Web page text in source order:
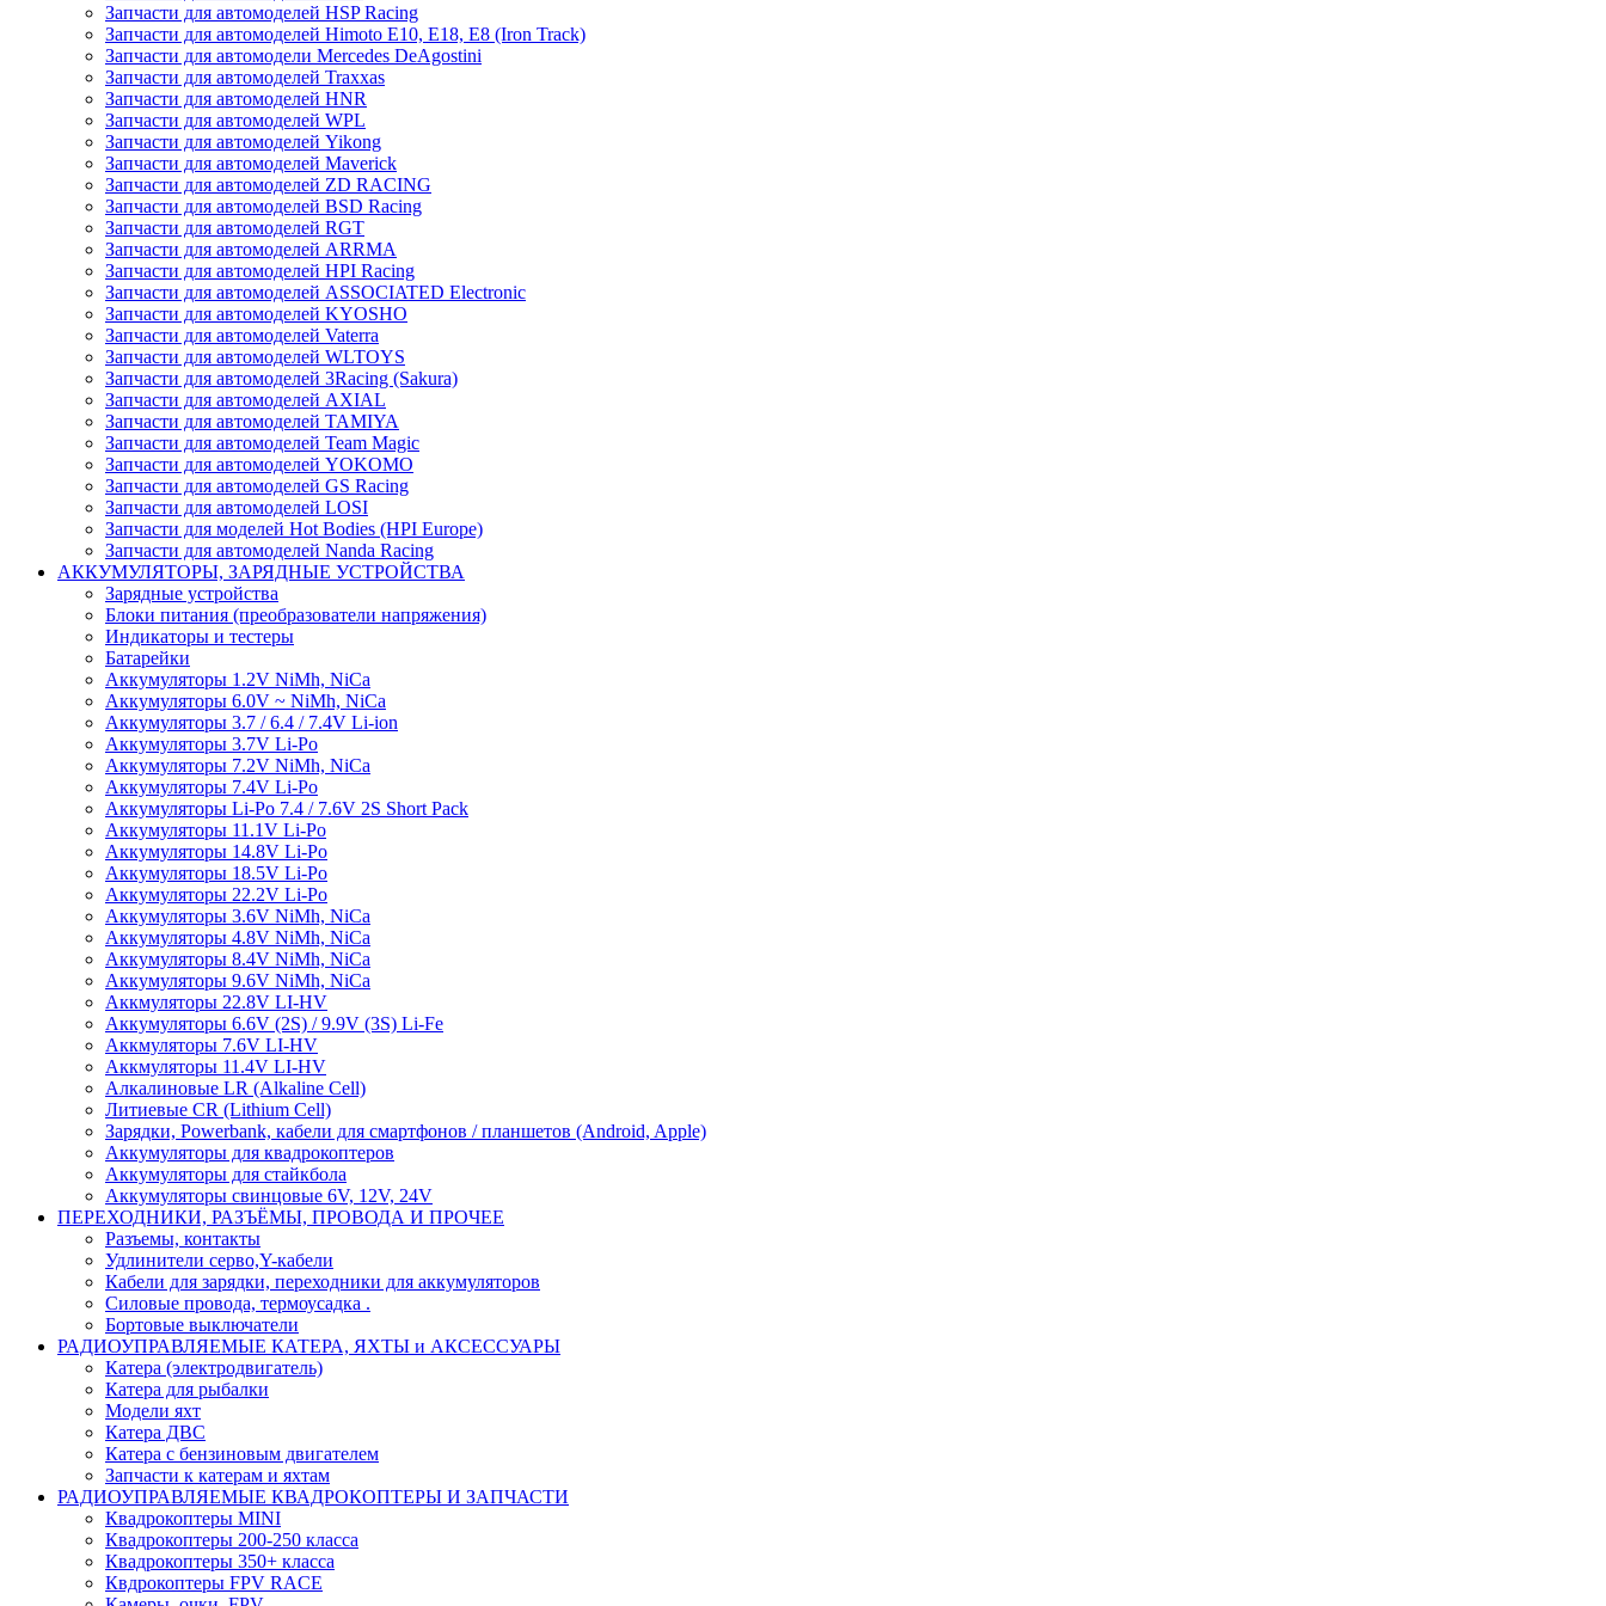
Запчасти для автомоделей HSP Racing
Запчасти для автомоделей Himoto E10, E18, E8 (Iron Track)
Запчасти для автомодели Mercedes DeAgostini
Запчасти для автомоделей Traxxas
Запчасти для автомоделей HNR
Запчасти для автомоделей WPL
Запчасти для автомоделей Yikong
Запчасти для автомоделей Maverick
Запчасти для автомоделей ZD RACING
Запчасти для автомоделей BSD Racing
Запчасти для автомоделей RGT
Запчасти для автомоделей ARRMA
Запчасти для автомоделей HPI Racing
Запчасти для автомоделей ASSOCIATED Electronic
Запчасти для автомоделей KYOSHO
Запчасти для автомоделей Vaterra
Запчасти для автомоделей WLTOYS
Запчасти для автомоделей 3Racing (Sakura)
Запчасти для автомоделей AXIAL
Запчасти для автомоделей TAMIYA
Запчасти для автомоделей Team Magic
Запчасти для автомоделей YOKOMO
Запчасти для автомоделей GS Racing
Запчасти для автомоделей LOSI
Запчасти для моделей Hot Bodies (HPI Europe)
Запчасти для автомоделей Nanda Racing
АККУМУЛЯТОРЫ, ЗАРЯДНЫЕ УСТРОЙСТВА
Зарядные устройства
Блоки питания (преобразователи напряжения)
Индикаторы и тестеры
Батарейки
Аккумуляторы 1.2V NiMh, NiCa
Аккумуляторы 6.0V ~ NiMh, NiCa
Аккумуляторы 3.7 / 6.4 / 7.4V Li-ion
Аккумуляторы 3.7V Li-Po
Аккумуляторы 7.2V NiMh, NiCa
Аккумуляторы 7.4V Li-Po
Аккумуляторы Li-Po 7.4 / 7.6V 2S Short Pack
Аккумуляторы 11.1V Li-Po
Аккумуляторы 14.8V Li-Po
Аккумуляторы 18.5V Li-Po
Аккумуляторы 22.2V Li-Po
Аккумуляторы 3.6V NiMh, NiCa
Аккумуляторы 4.8V NiMh, NiCa
Аккумуляторы 8.4V NiMh, NiCa
Аккумуляторы 9.6V NiMh, NiCa
Аккмуляторы 22.8V LI-HV
Аккумуляторы 6.6V (2S) / 9.9V (3S) Li-Fe
Аккмуляторы 7.6V LI-HV
Аккмуляторы 11.4V LI-HV
Алкалиновые LR (Alkaline Cell)
Литиевые CR (Lithium Сell)
Зарядки, Powerbank, кабели для смартфонов / планшетов (Android, Apple)
Аккумуляторы для квадрокоптеров
Аккумуляторы для стайкбола
Аккумуляторы свинцовые 6V, 12V, 24V
ПЕРЕХОДНИКИ, РАЗЪЁМЫ, ПРОВОДА И ПРОЧЕЕ
Разъемы, контакты
Удлинители серво,Y-кабели
Кабели для зарядки, переходники для аккумуляторов
Силовые провода, термоусадка .
Бортовые выключатели
РАДИОУПРАВЛЯЕМЫЕ КАТЕРА, ЯХТЫ и АКСЕССУАРЫ
Катера (электродвигатель)
Катера для рыбалки
Модели яхт
Катера ДВС
Катера с бензиновым двигателем
Запчасти к катерам и яхтам
РАДИОУПРАВЛЯЕМЫЕ КВАДРОКОПТЕРЫ И ЗАПЧАСТИ
Квадрокоптеры MINI
Квадрокоптеры 200-250 класса
Квадрокоптеры 350+ класса
Квдрокоптеры FPV RACE